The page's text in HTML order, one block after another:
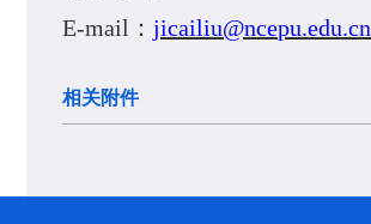
E-mail：jicailiu@ncepu.edu.cn
相关附件